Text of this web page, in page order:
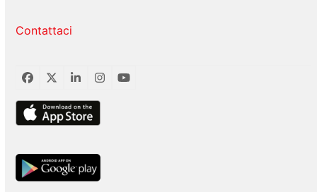
Contattaci
Facebook
TwitterLinkedInInstagram
YouTube